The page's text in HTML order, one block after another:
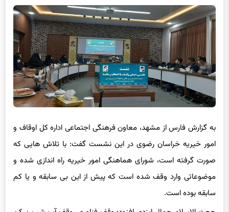
امور خیریه خراسان رضوی در این نشست گفت: با تلاش هایی که
صورت گرفته است، شورای هماهنگی امور خیریه راه اندازی شده و
موضوعاتی وارد وقف شده است که پیش از این بی سابقه و یا کم
سابقه بوده است.
حجت الاسلام جمال ایزدی افزود: وقف فناوری، وقف آب شیرین کن